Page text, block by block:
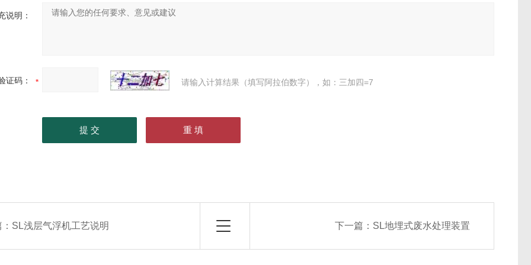
说明：
证码： 请输入计算结果（填写阿拉伯数字），如：三加四=7
SL浅层气浮机工艺说明 下一篇： SL地埋式废水处理装置